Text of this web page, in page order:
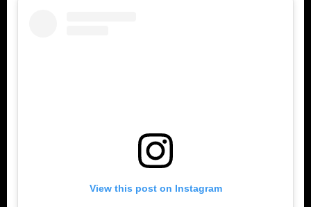
View this post on Instagram